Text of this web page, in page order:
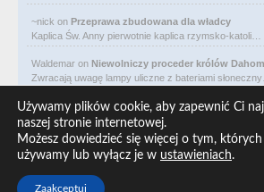
~nick on Przeprawa zbudowana dla władcy
Kaplica Św. Anny pierwotnie kaplica rzymsko-katoli…
Waldemar on Niewolniczy proceder królów
Zwracają uwagę lampy uliczne z bateriami
Waldemar on Adam Asnyk. Poeta z mojego miasta
CIEKAWOSTKA że pod banderą Malty pływa statek
Waldemar on
Historia na Wawelskim Wzgórzu
Michał Bogoria Skotnicki (1775–1808). Portret Mich…
Używamy plików cookie, aby zapewnić Ci
naszej stronie internetowej.
Możesz dowiedzieć się więcej o tym,
używamy lub wyłącz je w ustawieniach.
Zaakceptuj